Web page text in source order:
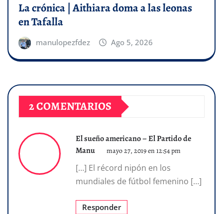
La crónica | Aithiara doma a las leonas
en Tafalla
manulopezfdez Ago 5, 2026
2 COMENTARIOS
El sueño americano – El Partido de
Manu
mayo 27, 2019 en 12:54 pm
[…] El récord nipón en los
mundiales de fútbol femenino […]
Responder